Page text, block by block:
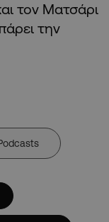
τον Ματσάρι
την